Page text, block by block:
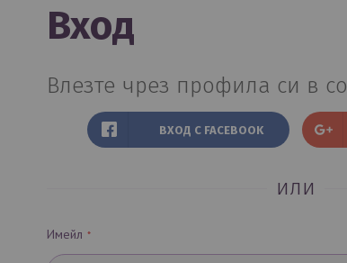
вход
Влезте чрез профила си в
ВХОД С FACEBOOK
или
Имейл